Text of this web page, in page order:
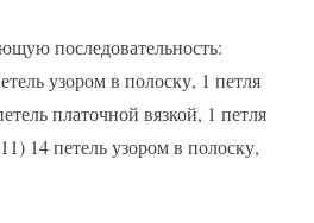
последовательность:
узором в полоску, 1 петля
платочной вязкой, 1 петля
14 петель узором в полоску,